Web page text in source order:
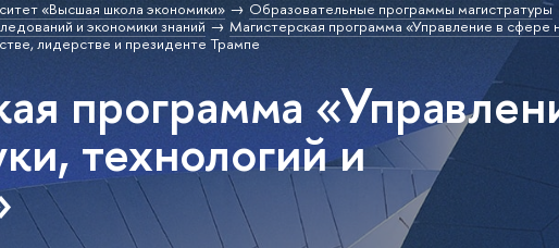
«Высшая школа экономики»
Образовательные программы магистратуры
и экономики знаний
Магистерская программа «Управление в сфере
лидерстве и президенте Трампе
программа
технологий и